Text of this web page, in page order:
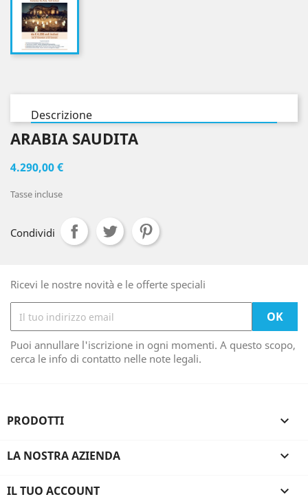
Descrizione
ARABIA SAUDITA
4.290,00 €
Tasse incluse
Condividi
Ricevi le nostre novità e le offerte speciali
Puoi annullare l'iscrizione in ogni momenti. A questo scopo,
cerca le info di contatto nelle note legali.
PRODOTTI 
LA NOSTRA AZIENDA 
IL TUO ACCOUNT 